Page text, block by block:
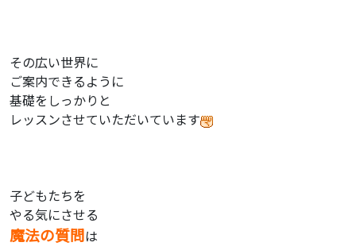
その広い世界に
ご案内できるように
基礎をしっかりと
レッスンさせていただいています
子どもたちを
やる気にさせる
魔法の質問は